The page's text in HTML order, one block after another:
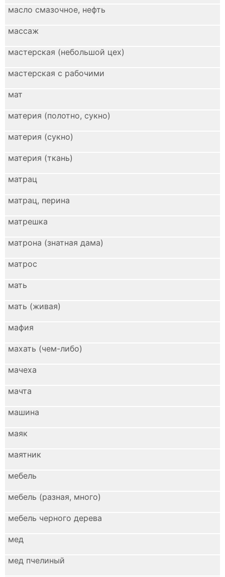
масло смазочное, нефть
массаж
мастерская (небольшой цех)
мастерская с рабочими
мат
материя (полотно, сукно)
материя (сукно)
материя (ткань)
матрац
матрац, перина
матрешка
матрона (знатная дама)
матрос
мать
мать (живая)
мафия
махать (чем-либо)
мачеха
мачта
машина
маяк
маятник
мебель
мебель (разная, много)
мебель черного дерева
мед
мед пчелиный